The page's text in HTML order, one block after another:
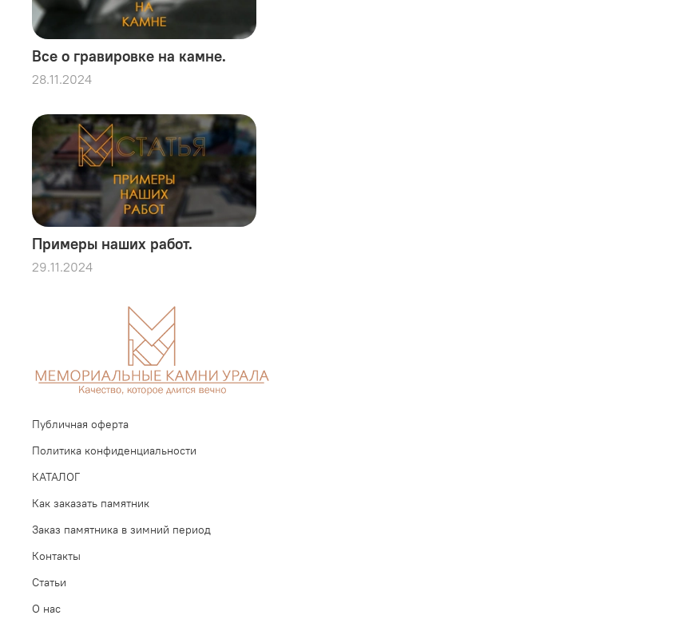
Все о гравировке на камне.
28.11.2024
Примеры наших работ.
29.11.2024
Публичная оферта
Политика конфиденциальности
КАТАЛОГ
Как заказать памятник
Заказ памятника в зимний период
Контакты
Статьи
О нас